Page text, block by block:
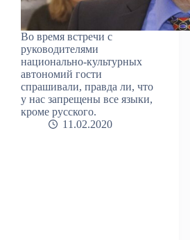
Во время встречи с
руководителями
национально-культурных
автономий гости
спрашивали, правда ли, что
у нас запрещены все языки,
кроме русского.
11.02.2020